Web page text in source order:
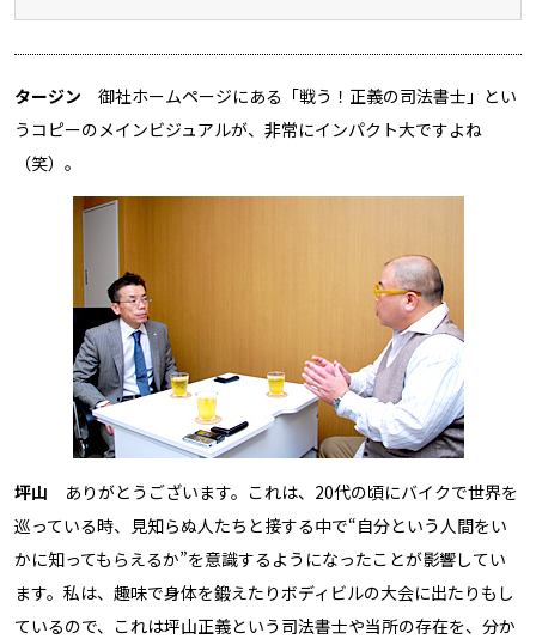
タージン 御社ホームページにある「戦う！正義の司法書士」とい
うコピーのメインビジュアルが、非常にインパクト大ですよね
（笑）。
坪山 ありがとうございます。これは、20代の頃にバイクで世界を
巡っている時、見知らぬ人たちと接する中で“自分という人間をい
かに知ってもらえるか”を意識するようになったことが影響してい
ます。私は、趣味で身体を鍛えたりボディビルの大会に出たりもし
ているので、これは坪山正義という司法書士や当所の存在を、分か